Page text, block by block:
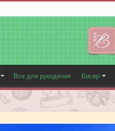
Все для рукоделия Бисер